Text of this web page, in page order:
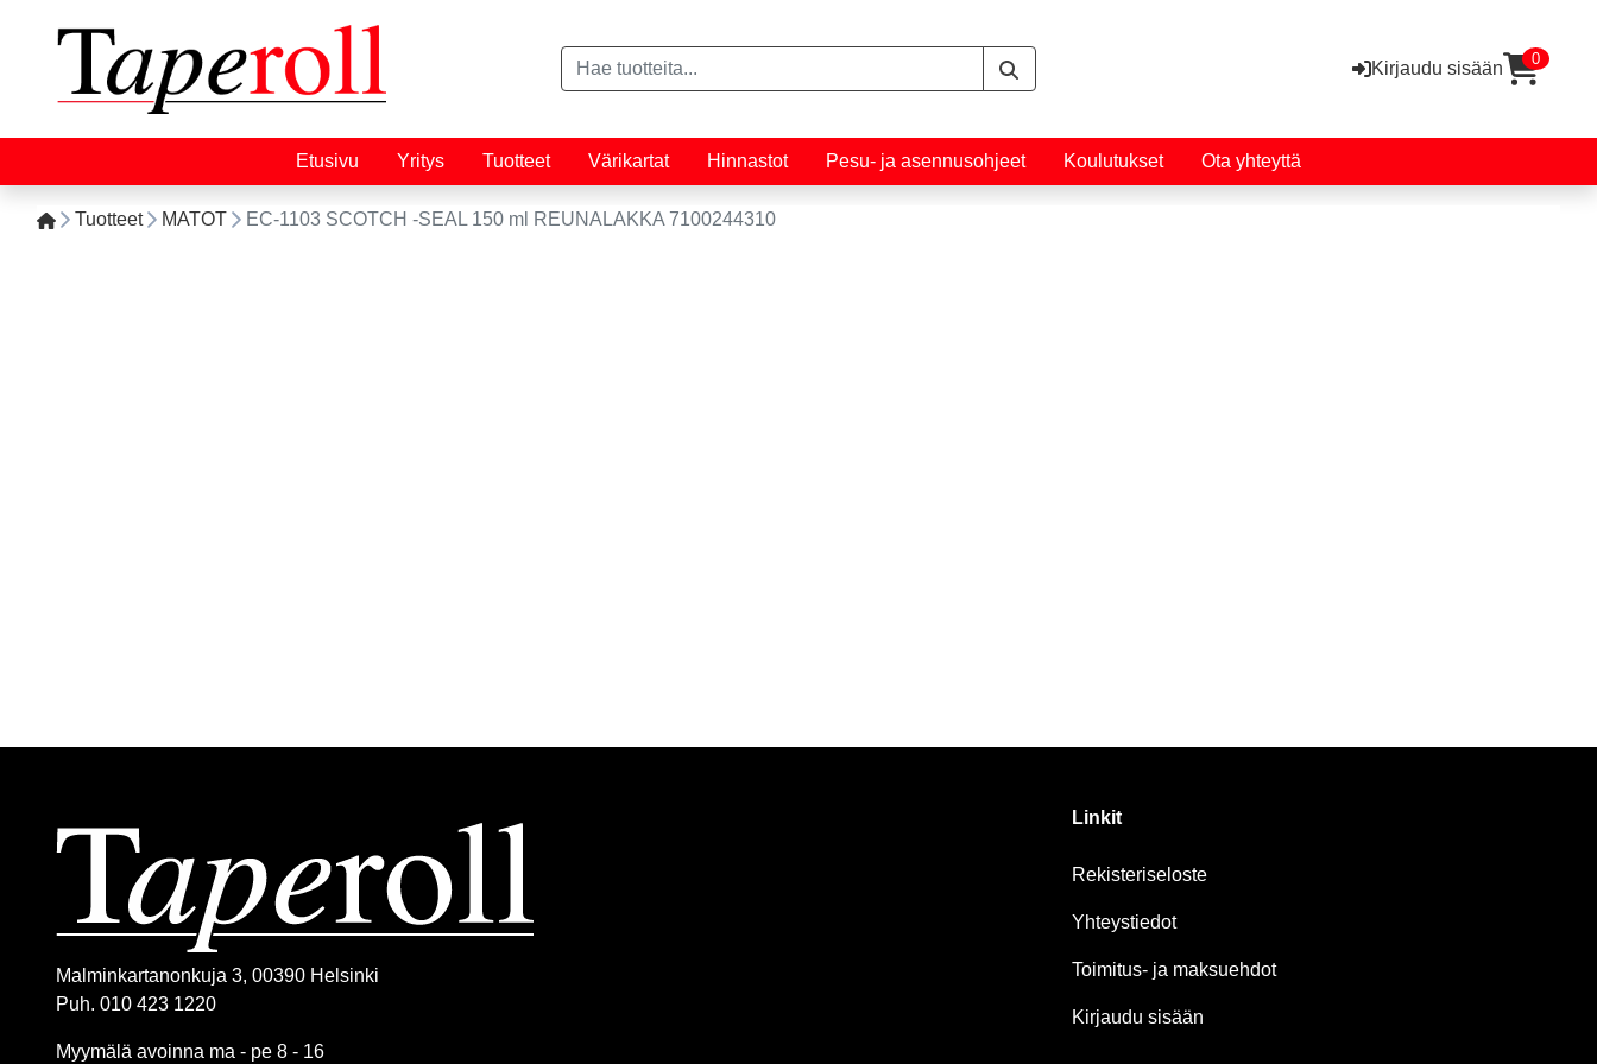
Kirjaudu sisään 0
Etusivu Yritys Tuotteet Värikartat Hinnastot Pesu- ja asennusohjeet Koulutukset Ota yhteyttä
Tuotteet MATOT EC-1103 SCOTCH -SEAL 150 ml REUNALAKKA 7100244310
Malminkartanonkuja 3, 00390 Helsinki
Puh. 010 423 1220
Myymälä avoinna ma - pe 8 - 16
Linkit
Rekisteriseloste
Yhteystiedot
Toimitus- ja maksuehdot
Kirjaudu sisään